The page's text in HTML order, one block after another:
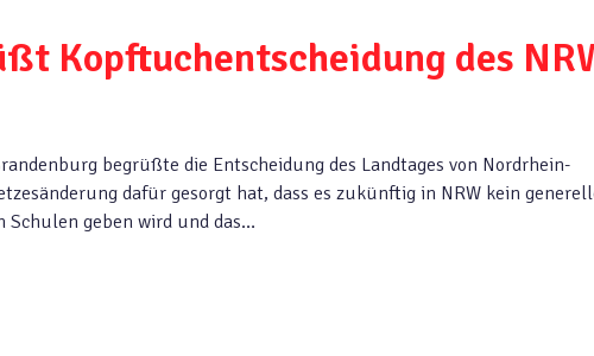
Kopftuchentscheidung des
begrüßte die Entscheidung des Landtages von Nordrhein-
dafür gesorgt hat, dass es zukünftig in NRW kein
geben wird und das…